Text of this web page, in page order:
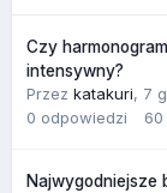
Czy
intensywny?
Przez katakuri, 7
0 odpowiedzi 60
Najwygodniejsze